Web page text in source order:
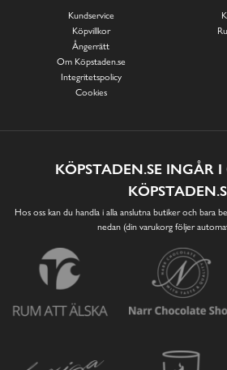
Kundservice
Köpvillkor
Ångerrätt
Om Köpstaden.se
Integritetspolicy
Cookies
KÖPSTADEN.SE INGÅR
Hos oss kan du handla i alla anslutna butiker och bara
nedan (din varukorg följer